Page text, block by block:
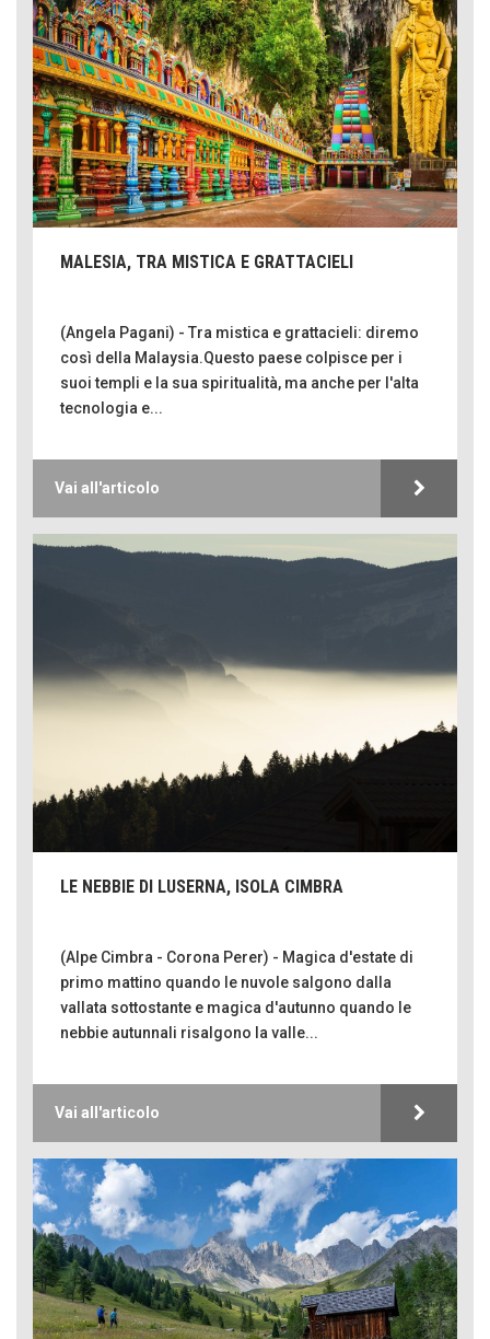
MALESIA, TRA MISTICA E GRATTACIELI
(Angela Pagani) - Tra mistica e grattacieli: diremo
così della Malaysia.Questo paese colpisce per i
suoi templi e la sua spiritualità, ma anche per l'alta
tecnologia e...
Vai all'articolo
LE NEBBIE DI LUSERNA, ISOLA CIMBRA
(Alpe Cimbra - Corona Perer) - Magica d'estate di
primo mattino quando le nuvole salgono dalla
vallata sottostante e magica d'autunno quando le
nebbie autunnali risalgono la valle...
Vai all'articolo